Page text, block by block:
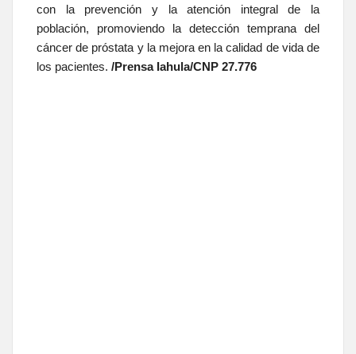
con la prevención y la atención integral de la
población, promoviendo la detección temprana del
cáncer de próstata y la mejora en la calidad de vida de
los pacientes. /Prensa Iahula/CNP 27.776